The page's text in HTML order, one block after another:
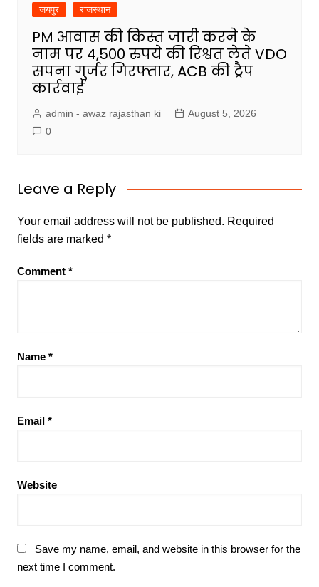
जयपुर राजस्थान
PM आवास की किस्त जारी करने के
नाम पर 4,500 रुपये की रिश्वत लेते VDO
सपना गुर्जर गिरफ्तार, ACB की ट्रैप
कार्रवाई
admin - awaz rajasthan ki
August 5, 2026
0
Leave a Reply
Your email address will not be published. Required
fields are marked *
Comment *
Name *
Email *
Website
Save my name, email, and website in this browser for the
next time I comment.